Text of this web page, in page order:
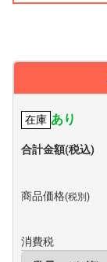
在庫 あり
合計金額(税込)
商品価格(税別)
消費税